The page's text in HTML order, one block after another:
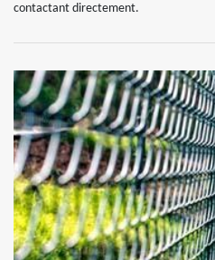
contactant directement.